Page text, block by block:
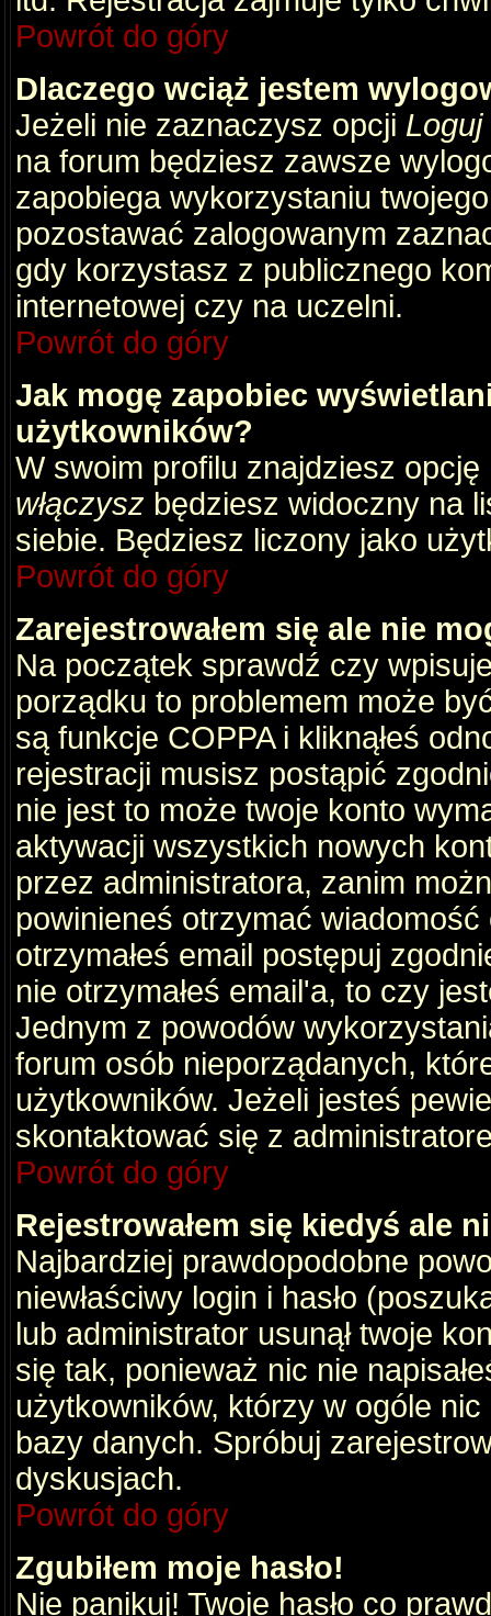
Powrót do góry
Dlaczego wciąż jestem
Jeżeli nie zaznaczysz opcji
na forum będziesz zawsze
zapobiega wykorzystaniu
pozostawać zalogowanym
gdy korzystasz z publicznego
internetowej czy na uczelni.
Powrót do góry
Jak mogę zapobiec
użytkowników?
W swoim profilu znajdziesz opcję
włączysz będziesz widoczny na
siebie. Będziesz liczony jako
Powrót do góry
Zarejestrowałem się ale nie
Na początek sprawdź czy
porządku to problemem może
są funkcje COPPA i kliknąłeś
rejestracji musisz postąpić
nie jest to może twoje konto
aktywacji wszystkich nowych
przez administratora, zanim
powinieneś otrzymać
otrzymałeś email postępuj
nie otrzymałeś email'a, to czy
Jednym z powodów
forum osób nieporządanych,
użytkowników. Jeżeli jesteś
skontaktować się z
Powrót do góry
Rejestrowałem się kiedyś ale
Najbardziej prawdopodobne
niewłaściwy login i hasło
lub administrator usunął twoje
się tak, ponieważ nic nie
użytkowników, którzy w ogóle
bazy danych. Spróbuj
dyskusjach.
Powrót do góry
Zgubiłem moje hasło!
Nie panikuj! Twoje hasło co